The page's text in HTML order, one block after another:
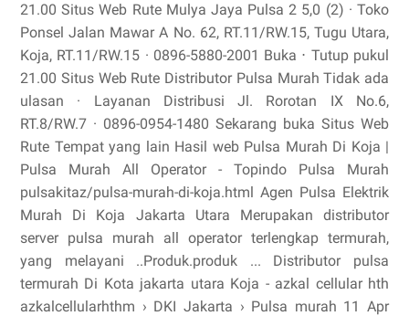
21.00 Situs Web Rute Mulya Jaya Pulsa 2 5,0 (2) · Toko
Ponsel Jalan Mawar A No. 62, RT.11/RW.15, Tugu Utara,
Koja, RT.11/RW.15 · 0896-5880-2001 Buka ⋅ Tutup pukul
21.00 Situs Web Rute Distributor Pulsa Murah Tidak ada
ulasan · Layanan Distribusi Jl. Rorotan IX No.6,
RT.8/RW.7 · 0896-0954-1480 Sekarang buka Situs Web
Rute Tempat yang lain Hasil web Pulsa Murah Di Koja |
Pulsa Murah All Operator - Topindo Pulsa Murah
pulsakitaz/pulsa-murah-di-koja.html Agen Pulsa Elektrik
Murah Di Koja Jakarta Utara Merupakan distributor
server pulsa murah all operator terlengkap termurah,
yang melayani ..Produk.produk ... Distributor pulsa
termurah Di Kota jakarta utara Koja - azkal cellular hth
azkalcellularhthm › DKI Jakarta › Pulsa murah 11 Apr